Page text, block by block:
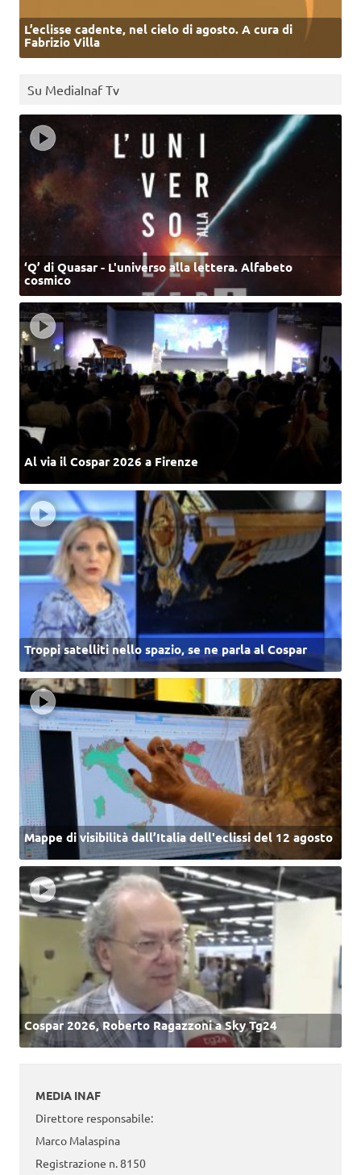
L’eclisse cadente, nel cielo di agosto. A cura di
Fabrizio Villa
Su MediaInaf Tv
‘Q’ di Quasar - L'universo alla lettera. Alfabeto
cosmico
Al via il Cospar 2026 a Firenze
Troppi satelliti nello spazio, se ne parla al Cospar
Mappe di visibilità dall’Italia dell'eclissi del 12 agosto
Cospar 2026, Roberto Ragazzoni a Sky Tg24
MEDIA INAF
Direttore responsabile:
Marco Malaspina
Registrazione n. 8150